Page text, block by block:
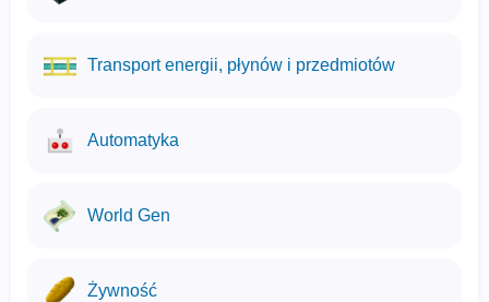
Transport energii, płynów i przedmiotów
Automatyka
World Gen
Żywność